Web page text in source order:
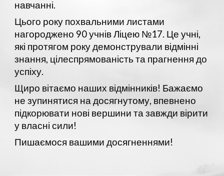
навчанні.
Цього року похвальними листами
нагороджено 90 учнів Ліцею №17. Це учні,
які протягом року демонстрували відмінні
знання, цілеспрямованість та прагнення до
успіху.
Щиро вітаємо наших відмінників! Бажаємо
не зупинятися на досягнутому, впевнено
підкорювати нові вершини та завжди вірити
у власні сили!
Пишаємося вашими досягненнями!